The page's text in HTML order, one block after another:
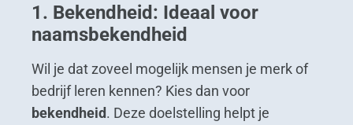
1. Bekendheid: Ideaal voor
naamsbekendheid
Wil je dat zoveel mogelijk mensen je merk of
bedrijf leren kennen? Kies dan voor
bekendheid. Deze doelstelling helpt je